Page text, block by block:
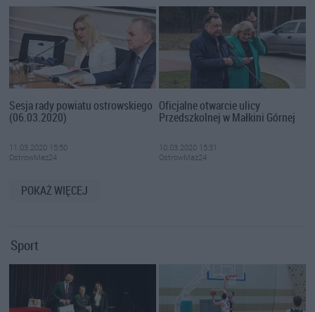
Sesja rady powiatu ostrowskiego
(06.03.2020)
11.03.2020 15:50
OstrowMaz24
Oficjalne otwarcie ulicy
Przedszkolnej w Małkini Górnej
10.03.2020 15:31
OstrowMaz24
POKAŻ WIĘCEJ
Sport